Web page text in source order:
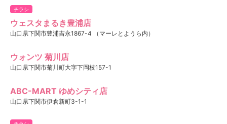
チラシ
ウェスタまるき豊浦店
山口県下関市豊浦吉永1867-4 （マーレとようら内）
ウォンツ 菊川店
山口県下関市菊川町大字下岡枝157-1
ABC-MART ゆめシティ店
山口県下関市伊倉新町3-1-1